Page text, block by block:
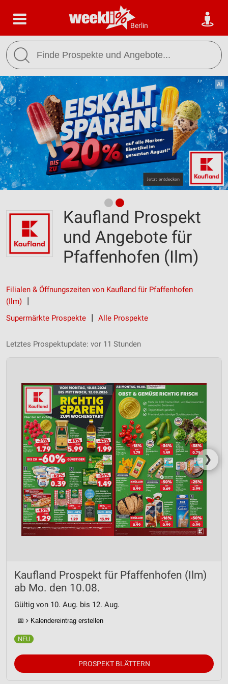
Berlin
Kaufland Prospekt
und Angebote für
Pfaffenhofen (Ilm)
Filialen & Öffnungszeiten von Kaufland für Pfaffenhofen
(Ilm)
Supermärkte Prospekte
Alle Prospekte
Letztes Prospektupdate: vor 11 Stunden
❯
Kaufland Prospekt für Pfaffenhofen (Ilm)
ab Mo. den 10.08.
Gültig von 10. Aug. bis 12. Aug.
📅 Kalendereintrag erstellen
PROSPEKT BLÄTTERN